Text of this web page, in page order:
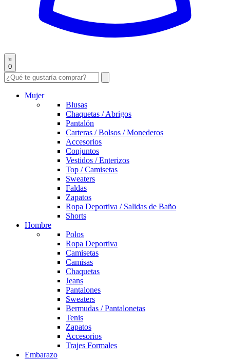
0
Mujer
Blusas
Chaquetas / Abrigos
Pantalón
Carteras / Bolsos / Monederos
Accesorios
Conjuntos
Vestidos / Enterizos
Top / Camisetas
Sweaters
Faldas
Zapatos
Ropa Deportiva / Salidas de Baño
Shorts
Hombre
Polos
Ropa Deportiva
Camisetas
Camisas
Chaquetas
Jeans
Pantalones
Sweaters
Bermudas / Pantalonetas
Tenis
Zapatos
Accesorios
Trajes Formales
Embarazo